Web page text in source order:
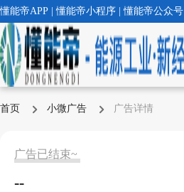
懂能帝APP | 懂能帝小程序 | 懂能帝公众号
首页 小微广告 广告详情
广告已结束~
--